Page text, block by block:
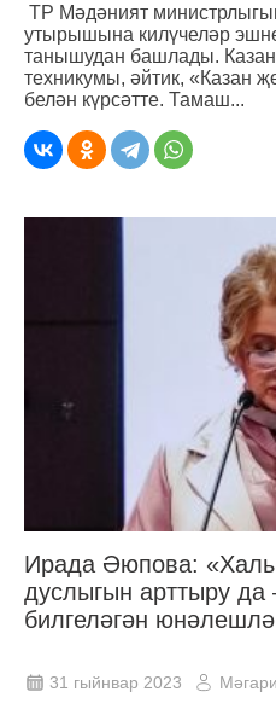
ТР Мәдәният
утырышына килүчеләр
танышудан башлады.
техникумы, әйтик, «Казан
белән күрсәтте. Тамаш...
Ирада Әюпова:
дуслыгын арттыру да
билгеләгән
31 гыйнвар 2023